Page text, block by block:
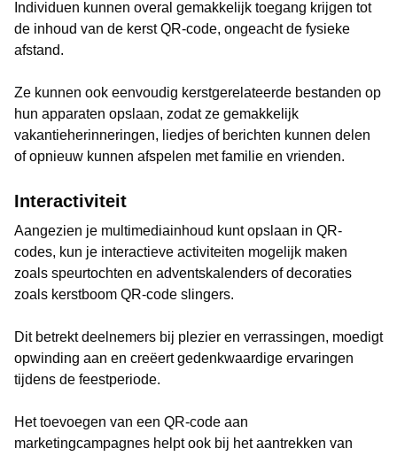
Individuen kunnen overal gemakkelijk toegang krijgen tot
de inhoud van de kerst QR-code, ongeacht de fysieke
afstand.
Ze kunnen ook eenvoudig kerstgerelateerde bestanden op
hun apparaten opslaan, zodat ze gemakkelijk
vakantieherinneringen, liedjes of berichten kunnen delen
of opnieuw kunnen afspelen met familie en vrienden.
Interactiviteit
Aangezien je multimediainhoud kunt opslaan in QR-
codes, kun je interactieve activiteiten mogelijk maken
zoals speurtochten en adventskalenders of decoraties
zoals kerstboom QR-code slingers.
Dit betrekt deelnemers bij plezier en verrassingen, moedigt
opwinding aan en creëert gedenkwaardige ervaringen
tijdens de feestperiode.
Het toevoegen van een QR-code aan
marketingcampagnes helpt ook bij het aantrekken van